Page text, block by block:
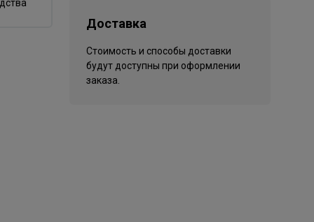
Доставка
Стоимость и способы доставки
будут доступны при оформлении
заказа.